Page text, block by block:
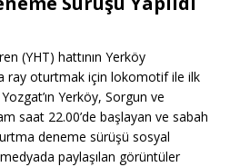
(YHT) hattının Yerköy
ray oturtmak için lokomotif ile ilk
Yerköy, Sorgun ve
saat 22.00’de başlayan ve sabah
deneme sürüşü sosyal
paylaşılan görüntüler